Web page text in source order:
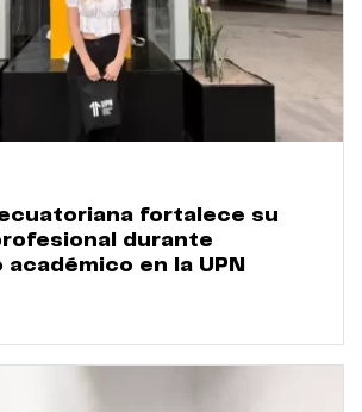
fortalece su
durante
en la UPN